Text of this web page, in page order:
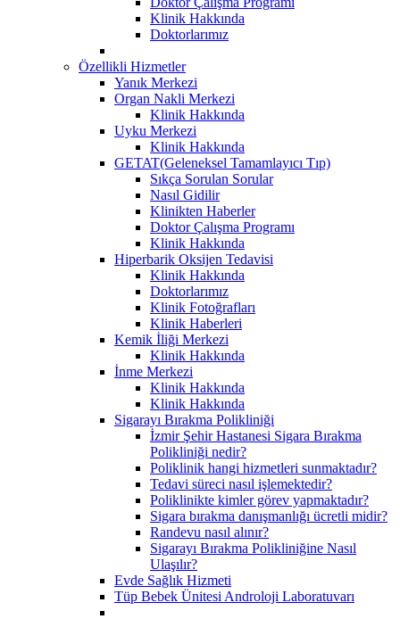
Klinik Hakkında
Doktorlarımız
Özellikli Hizmetler
Yanık Merkezi
Organ Nakli Merkezi
Klinik Hakkında
Uyku Merkezi
Klinik Hakkında
GETAT(Geleneksel Tamamlayıcı Tıp)
Sıkça Sorulan Sorular
Nasıl Gidilir
Klinikten Haberler
Doktor Çalışma Programı
Klinik Hakkında
Hiperbarik Oksijen Tedavisi
Klinik Hakkında
Doktorlarımız
Klinik Fotoğrafları
Klinik Haberleri
Kemik İliği Merkezi
Klinik Hakkında
İnme Merkezi
Klinik Hakkında
Klinik Hakkında
Sigarayı Bırakma Polikliniği
İzmir Şehir Hastanesi Sigara Bırakma
Polikliniği nedir?
Poliklinik hangi hizmetleri sunmaktadır?
Tedavi süreci nasıl işlemektedir?
Poliklinikte kimler görev yapmaktadır?
Sigara bırakma danışmanlığı ücretli midir?
Randevu nasıl alınır?
Sigarayı Bırakma Polikliniğine Nasıl
Ulaşılır?
Evde Sağlık Hizmeti
Tüp Bebek Ünitesi Androloji Laboratuvarı